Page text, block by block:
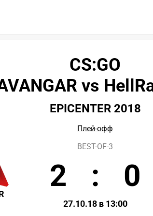
CS:GO
vs
EPICENTER 2018
Плей-офф
BEST-OF-3
2 : 0
27.10.18 в 13:00